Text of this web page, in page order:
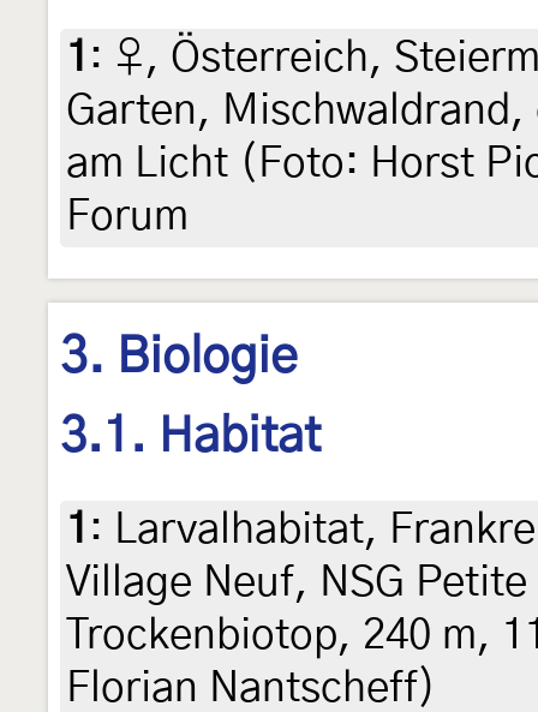
1 : ♀, Österreich,
Garten, Mischwaldrand,
am Licht (Foto: Horst
Forum
3. Biologie
3.1. Habitat
1 : Larvalhabitat,
Village Neuf, NSG
Trockenbiotop, 240 m,
Florian Nantscheff)